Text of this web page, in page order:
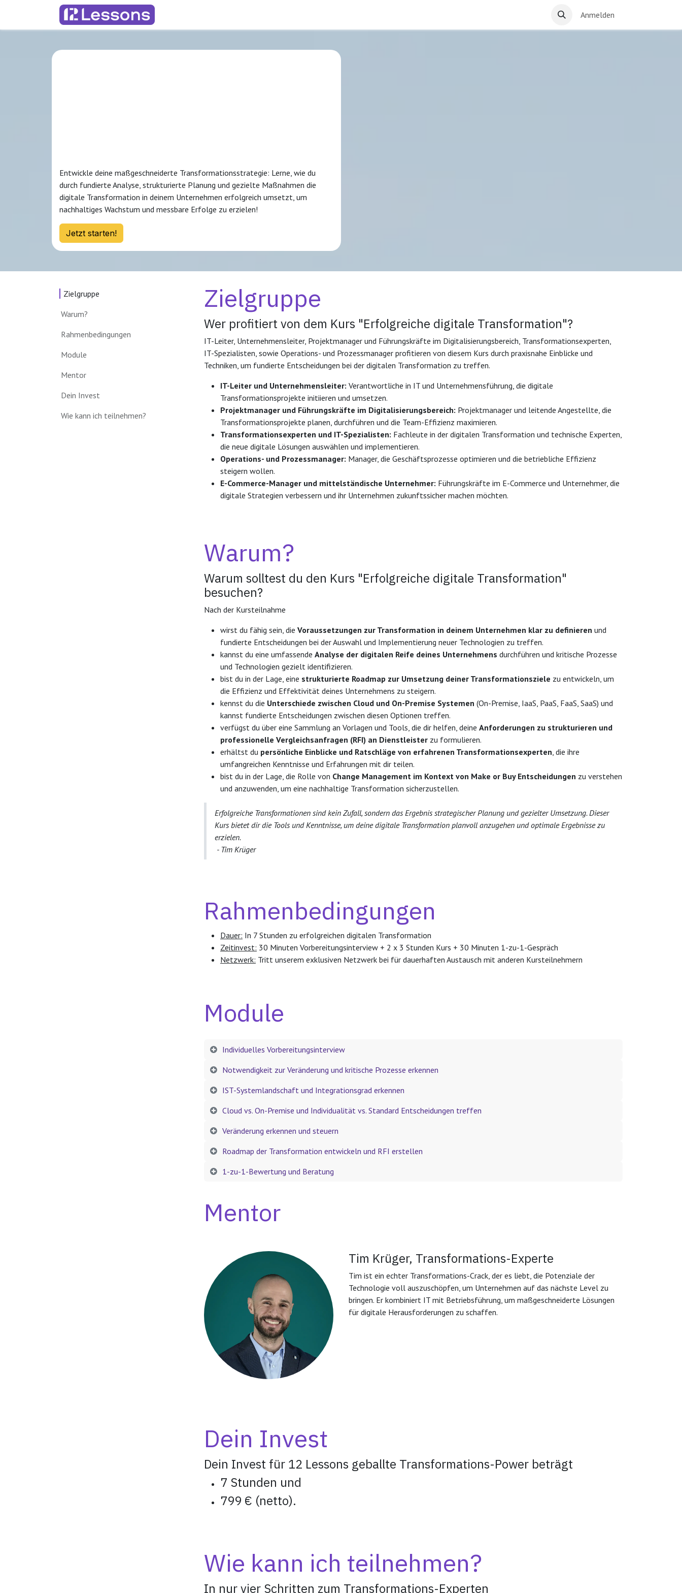
Zum Inhalt springen
Anmelden
Entwickle deine maßgeschneiderte Transformationsstrategie: Lerne, wie du
durch fundierte Analyse, strukturierte Planung und gezielte Maßnahmen die
digitale Transformation in deinem Unternehmen erfolgreich umsetzt, um
nachhaltiges Wachstum und messbare Erfolge zu erzielen!
Jetzt starten!
Zielgruppe
Warum?
Rahmenbedingungen
Module​
Mentor
Dein Invest
Wie kann ich teilnehmen?
Zielgruppe
Wer profitiert von dem Kurs "Erfolgreiche digitale Transformation"?
IT-Leiter, Unternehmensleiter, Projektmanager und Führungskräfte im Digitalisierungsbereich, Transformationsexperten,
IT-Spezialisten, sowie Operations- und Prozessmanager profitieren von diesem Kurs durch praxisnahe Einblicke und
Techniken, um fundierte Entscheidungen bei der digitalen Transformation zu treffen.
IT-Leiter und Unternehmensleiter: Verantwortliche in IT und Unternehmensführung, die digitale
Transformationsprojekte initiieren und umsetzen.
Projektmanager und Führungskräfte im Digitalisierungsbereich: Projektmanager und leitende Angestellte, die
Transformationsprojekte planen, durchführen und die Team-Effizienz maximieren.
Transformationsexperten und IT-Spezialisten: Fachleute in der digitalen Transformation und technische Experten,
die neue digitale Lösungen auswählen und implementieren.
Operations- und Prozessmanager: Manager, die Geschäftsprozesse optimieren und die betriebliche Effizienz
steigern wollen.
E-Commerce-Manager und mittelständische Unternehmer: Führungskräfte im E-Commerce und Unternehmer, die
digitale Strategien verbessern und ihr Unternehmen zukunftssicher machen möchten.
Warum?
Warum solltest du den Kurs "Erfolgreiche digitale Transformation"
besuchen?
Nach der Kursteilnahme
wirst du fähig sein, die Voraussetzungen zur Transformation in deinem Unternehmen klar zu definieren und
fundierte Entscheidungen bei der Auswahl und Implementierung neuer Technologien zu treffen.
kannst du eine umfassende Analyse der digitalen Reife deines Unternehmens durchführen und kritische Prozesse
und Technologien gezielt identifizieren.
bist du in der Lage, eine strukturierte Roadmap zur Umsetzung deiner Transformationsziele zu entwickeln, um
die Effizienz und Effektivität deines Unternehmens zu steigern.
kennst du die Unterschiede zwischen Cloud und On-Premise Systemen (On-Premise, IaaS, PaaS, FaaS, SaaS) und
kannst fundierte Entscheidungen zwischen diesen Optionen treffen.
verfügst du über eine Sammlung an Vorlagen und Tools, die dir helfen, deine Anforderungen zu strukturieren und
professionelle Vergleichsanfragen (RFI) an Dienstleister zu formulieren.
erhältst du persönliche Einblicke und Ratschläge von erfahrenen Transformationsexperten, die ihre
umfangreichen Kenntnisse und Erfahrungen mit dir teilen.
bist du in der Lage, die Rolle von Change Management im Kontext von Make or Buy Entscheidungen zu verstehen
und anzuwenden, um eine nachhaltige Transformation sicherzustellen.
Erfolgreiche Transformationen sind kein Zufall, sondern das Ergebnis strategischer Planung und gezielter Umsetzung. Dieser
Kurs bietet dir die Tools und Kenntnisse, um deine digitale Transformation planvoll anzugehen und optimale Ergebnisse zu
erzielen.
- Tim Krüger
Rahmenbedingungen
Dauer: In 7 Stunden zu erfolgreichen digitalen Transformation
Zeitinvest: 30 Minuten Vorbereitungsinterview + 2 x 3 Stunden Kurs + 30 Minuten 1-zu-1-Gespräch
Netzwerk: Tritt unserem exklusiven Netzwerk bei für dauerhaften Austausch mit anderen Kursteilnehmern
Module​
Individuelles Vorbereitungsinterview
Notwendigkeit zur Veränderung und kritische Prozesse erkennen
IST-Systemlandschaft und Integrationsgrad erkennen
Cloud vs. On-Premise und Individualität vs. Standard Entscheidungen treffen
Veränderung erkennen und steuern
Roadmap der Transformation entwickeln und RFI erstellen
1-zu-1-Bewertung und Beratung
Mentor
Tim Krüger, Transformations-Experte
Tim ist ein echter Transformations-Crack, der es liebt, die Potenziale der
Technologie voll auszuschöpfen, um Unternehmen auf das nächste Level zu
bringen. Er kombiniert IT mit Betriebsführung, um maßgeschneiderte Lösungen
für digitale Herausforderungen zu schaffen.
Dein Invest
Dein Invest für 12 Lessons geballte Transformations-Power beträgt
7 Stunden und
799 € (netto).
Wie kann ich teilnehmen?
In nur vier Schritten zum Transformations-Experten